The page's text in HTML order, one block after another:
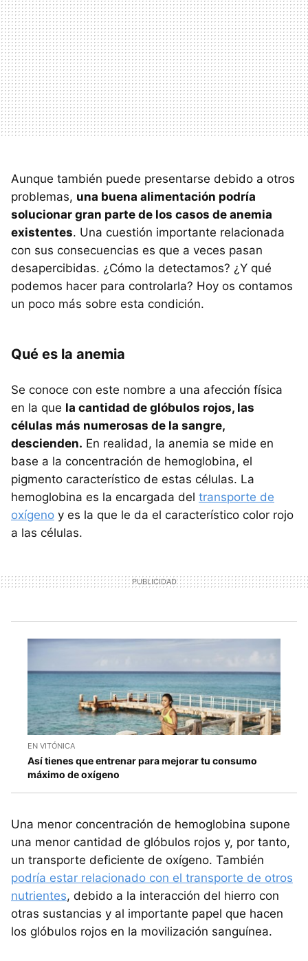
Aunque también puede presentarse debido a otros
problemas, una buena alimentación podría
solucionar gran parte de los casos de anemia
existentes. Una cuestión importante relacionada
con sus consecuencias es que a veces pasan
desapercibidas. ¿Cómo la detectamos? ¿Y qué
podemos hacer para controlarla? Hoy os contamos
un poco más sobre esta condición.
Qué es la anemia
Se conoce con este nombre a una afección física
en la que la cantidad de glóbulos rojos, las
células más numerosas de la sangre,
descienden. En realidad, la anemia se mide en
base a la concentración de hemoglobina, el
pigmento característico de estas células. La
hemoglobina es la encargada del transporte de
oxígeno y es la que le da el característico color rojo
a las células.
EN VITÓNICA
Así tienes que entrenar para mejorar tu consumo
máximo de oxígeno
Una menor concentración de hemoglobina supone
una menor cantidad de glóbulos rojos y, por tanto,
un transporte deficiente de oxígeno. También
podría estar relacionado con el transporte de otros
nutrientes, debido a la interacción del hierro con
otras sustancias y al importante papel que hacen
los glóbulos rojos en la movilización sanguínea.